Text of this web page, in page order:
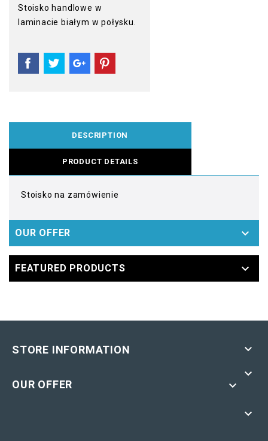
Stoisko handlowe w
laminacie białym w połysku.
DESCRIPTION
PRODUCT DETAILS
Stoisko na zamówienie
OUR OFFER 
FEATURED PRODUCTS 
STORE INFORMATION


OUR OFFER

